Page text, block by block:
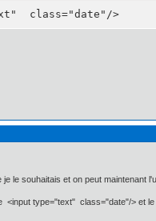
class="date"/>
je le souhaitais et on peut maintenant
<input type="text" class="date"/> et